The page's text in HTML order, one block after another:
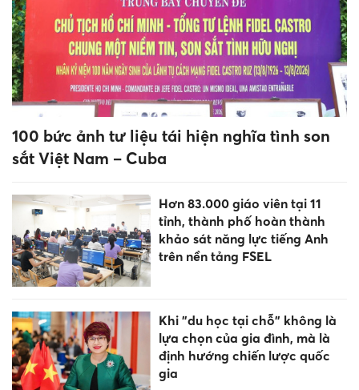
Hơn 700 giáo viên Hưng Yên
được bồi dưỡng kỹ năng dạy
hát Chèo
hóa các nguồn lực đầu tư
sắp xếp, bảo lưu phụ cấp cho
cán bộ quản lý